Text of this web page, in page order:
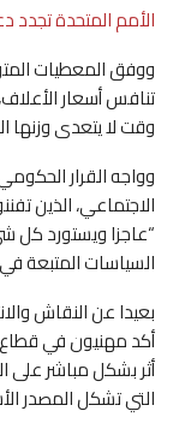
الأمم المتحدة
ووفق المعطيات
وقت لا يتعدى وزنها الـ15
وواجه القرار
الاجتماعي، الذين
“عاجزا ويستورد كل
السياسات المتبعة في
بعيدا عن النقاش
أكد مهنيون في
أثر بشكل مباشر على
التي تشكل المصدر